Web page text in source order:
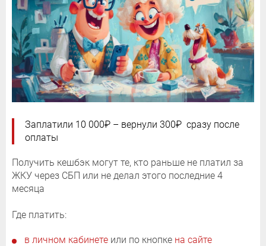
Заплатили 10 000₽ – вернули 300₽ сразу после
оплаты
Получить кешбэк могут те, кто раньше не платил за
ЖКУ через СБП или не делал этого последние 4
месяца
Где платить:
в личном кабинете или по кнопке на сайте